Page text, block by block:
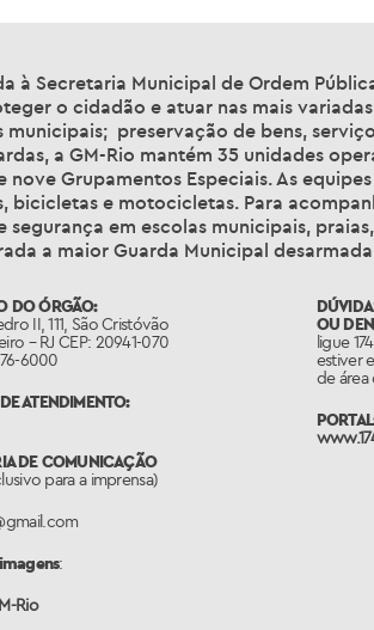
à Secretaria Municipal de Ordem
o cidadão e atuar nas mais
municipais; preservação de bens,
a GM-Rio mantém 35 unidades
nove Grupamentos Especiais. As
bicicletas e motocicletas. Para
segurança em escolas municipais,
a maior Guarda Municipal
DO ÓRGÃO:
II, 111, São Cristóvão
– RJ CEP: 20941-070
6000
ATENDIMENTO:
DE COMUNICAÇÃO
para a imprensa)
:
Rio
OU
ligue
estiver
de área